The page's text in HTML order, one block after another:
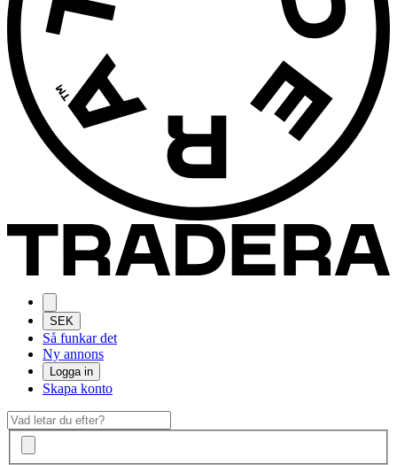
SEK
Så funkar det
Ny annons
Logga in
Skapa konto